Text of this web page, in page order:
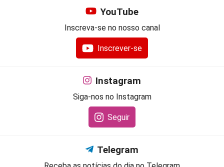
YouTube
Inscreva-se no nosso canal
Inscrever-se
Instagram
Siga-nos no Instagram
Seguir
Telegram